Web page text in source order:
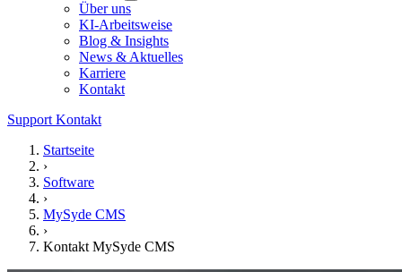
Über uns
KI-Arbeitsweise
Blog & Insights
News & Aktuelles
Karriere
Kontakt
Support Kontakt
Startseite
›
Software
›
MySyde CMS
›
Kontakt MySyde CMS